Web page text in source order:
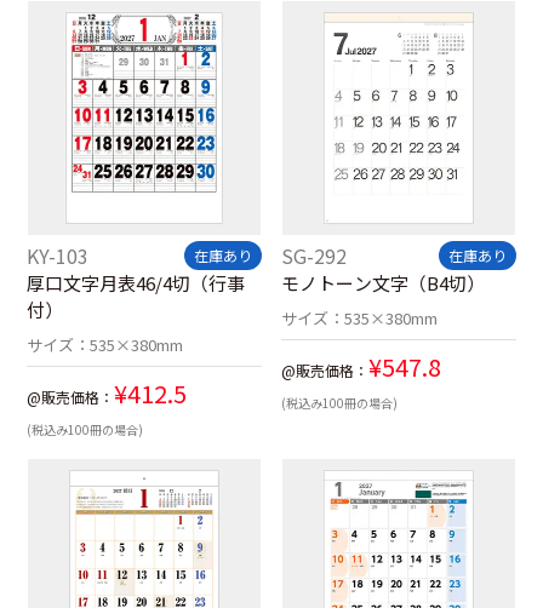
KY-103 在庫あり
厚口文字月表46/4切（行事
付）
サイズ：535×380mm
@販売価格： ¥412.5
(税込み100冊の場合)
SG-292 在庫あり
モノトーン文字（B4切）
サイズ： 535×380mm
@販売価格： ¥547.8
(税込み100冊の場合)